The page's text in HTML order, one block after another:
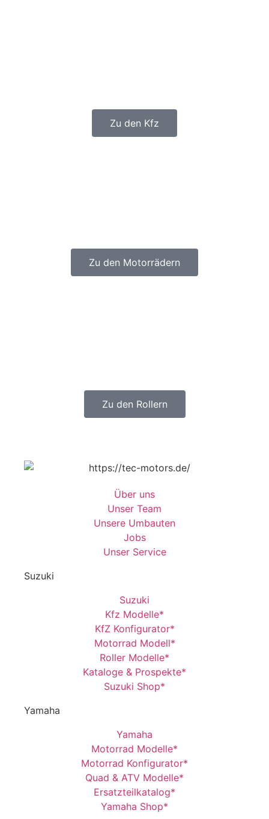
Zu den Kfz
Zu den Motorrädern
Zu den Rollern
Über uns
Unser Team
Unsere Umbauten
Jobs
Unser Service
Suzuki
Suzuki
Kfz Modelle*
KfZ Konfigurator*
Motorrad Modell*
Roller Modelle*
Kataloge & Prospekte*
Suzuki Shop*
Yamaha
Yamaha
Motorrad Modelle*
Motorrad Konfigurator*
Quad & ATV Modelle*
Ersatzteilkatalog*
Yamaha Shop*